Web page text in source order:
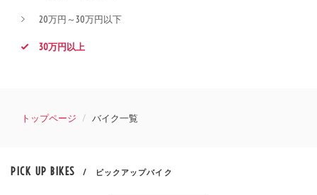
20万円～30万円以下
30万円以上
トップページ バイク一覧
PICK UP BIKES / ピックアップバイク